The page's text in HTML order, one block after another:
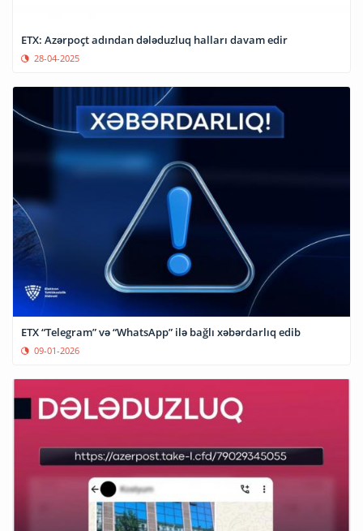
ETX: Azərpoçt adından dələduzluq halları davam edir
28-04-2025
ETX “Telegram” və “WhatsApp” ilə bağlı xəbərdarlıq edib
09-01-2026